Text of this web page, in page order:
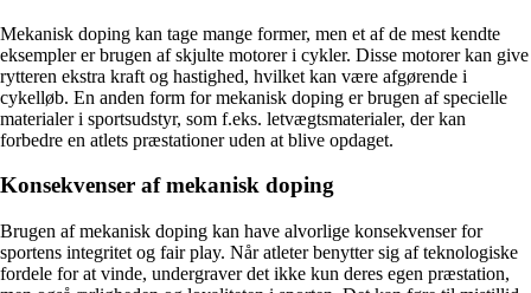
Mekanisk doping kan tage mange former, men et af de mest kendte
eksempler er brugen af skjulte motorer i cykler. Disse motorer kan give
rytteren ekstra kraft og hastighed, hvilket kan være afgørende i
cykelløb. En anden form for mekanisk doping er brugen af specielle
materialer i sportsudstyr, som f.eks. letvægtsmaterialer, der kan
forbedre en atlets præstationer uden at blive opdaget.
Konsekvenser af mekanisk doping
Brugen af mekanisk doping kan have alvorlige konsekvenser for
sportens integritet og fair play. Når atleter benytter sig af teknologiske
fordele for at vinde, undergraver det ikke kun deres egen præstation,